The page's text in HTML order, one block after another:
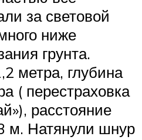
за световой
ниже
грунта.
метра, глубина
( перестраховка
расстояние
м. Натянули шнур